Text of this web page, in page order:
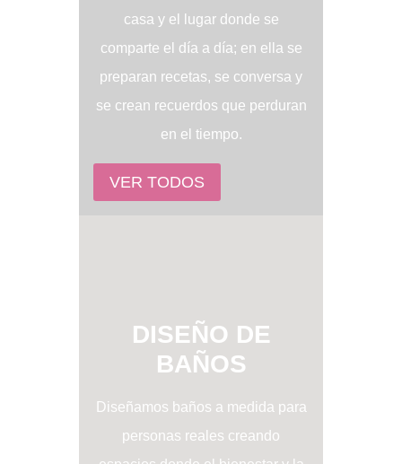
casa y el lugar donde se
comparte el día a día; en ella se
preparan recetas, se conversa y
se crean recuerdos que perduran
en el tiempo.
VER TODOS
DISEÑO DE
BAÑOS
Diseñamos baños a medida para
personas reales creando